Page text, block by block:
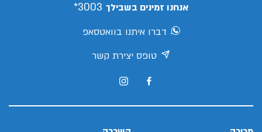
אנחנו זמינים בשבילך 3003*
דברו איתנו בוואטסאפ
טופס יצירת קשר